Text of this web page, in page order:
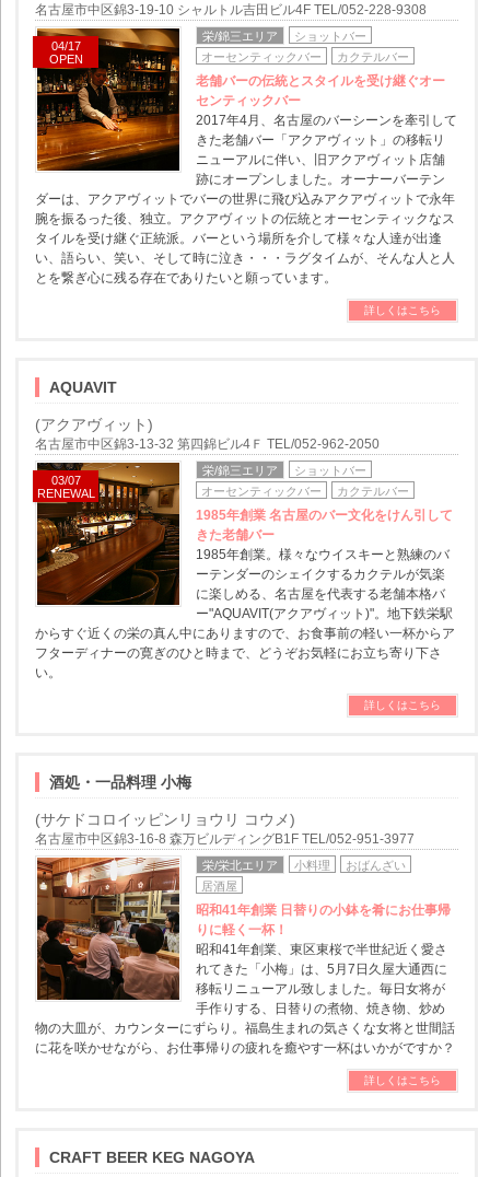
名古屋市中区錦3-19-10 シャルトル吉田ビル4F TEL/052-228-9308
04/17
OPEN
栄/錦三エリア
ショットバー
オーセンティックバー
カクテルバー
老舗バーの伝統とスタイルを受け継ぐオー
センティックバー
2017年4月、名古屋のバーシーンを牽引して
きた老舗バー「アクアヴィット」の移転リ
ニューアルに伴い、旧アクアヴィット店舗
跡にオープンしました。オーナーバーテン
ダーは、アクアヴィットでバーの世界に飛び込みアクアヴィットで永年
腕を振るった後、独立。アクアヴィットの伝統とオーセンティックなス
タイルを受け継ぐ正統派。バーという場所を介して様々な人達が出逢
い、語らい、笑い、そして時に泣き・・・ラグタイムが、そんな人と人
とを繋ぎ心に残る存在でありたいと願っています。
詳しくはこちら
AQUAVIT
(アクアヴィット)
名古屋市中区錦3-13-32 第四錦ビル4Ｆ TEL/052-962-2050
03/07
RENEWAL
栄/錦三エリア
ショットバー
オーセンティックバー
カクテルバー
1985年創業 名古屋のバー文化をけん引して
きた老舗バー
1985年創業。様々なウイスキーと熟練のバ
ーテンダーのシェイクするカクテルが気楽
に楽しめる、名古屋を代表する老舗本格バ
ー"AQUAVIT(アクアヴィット)"。地下鉄栄駅
からすぐ近くの栄の真ん中にありますので、お食事前の軽い一杯からア
フターディナーの寛ぎのひと時まで、どうぞお気軽にお立ち寄り下さ
い。
詳しくはこちら
酒処・一品料理 小梅
(サケドコロイッピンリョウリ コウメ)
名古屋市中区錦3-16-8 森万ビルディングB1F TEL/052-951-3977
栄/栄北エリア 小料理
おばんざい
居酒屋
昭和41年創業 日替りの小鉢を肴にお仕事帰
りに軽く一杯！
昭和41年創業、東区東桜で半世紀近く愛さ
れてきた「小梅」は、5月7日久屋大通西に
移転リニューアル致しました。毎日女将が
手作りする、日替りの煮物、焼き物、炒め
物の大皿が、カウンターにずらり。福島生まれの気さくな女将と世間話
に花を咲かせながら、お仕事帰りの疲れを癒やす一杯はいかがですか？
詳しくはこちら
CRAFT BEER KEG NAGOYA